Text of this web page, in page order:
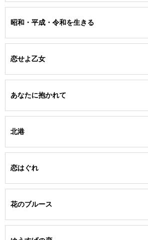
昭和・平成・令和を生きる
恋せよ乙女
あなたに抱かれて
北港
恋はぐれ
花のブルース